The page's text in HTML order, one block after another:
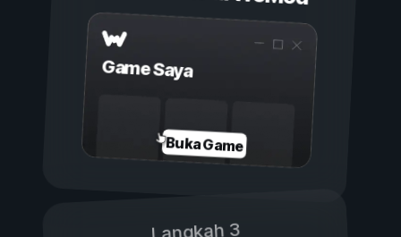
Game Saya
Buka Game